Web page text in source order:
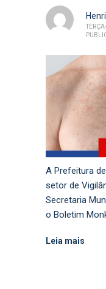
A Prefeitura
setor de
Secretaria
o Boletim
Leia mais